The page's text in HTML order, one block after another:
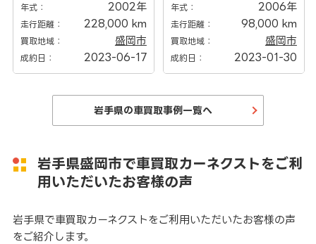
年式： 2002年
走行距離： 228,000 km
買取地域： 盛岡市
成約日： 2023-06-17
年式： 2006年
走行距離： 98,000 km
買取地域： 盛岡市
成約日： 2023-01-30
岩手県の車買取事例一覧へ
岩手県盛岡市で車買取カーネクストをご利
用いただいたお客様の声
岩手県で車買取カーネクストをご利用いただいたお客様の声
をご紹介します。